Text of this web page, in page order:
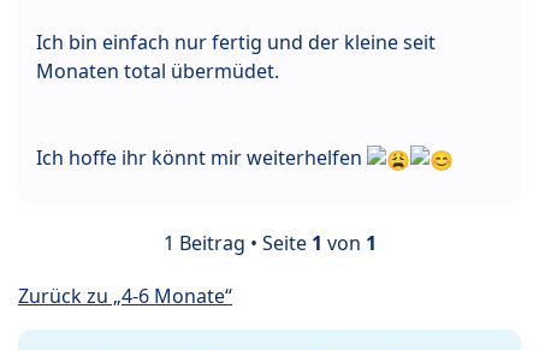
Ich bin einfach nur fertig und der kleine seit
Monaten total übermüdet.
Ich hoffe ihr könnt mir weiterhelfen
1 Beitrag • Seite 1 von 1
Zurück zu „4-6 Monate“